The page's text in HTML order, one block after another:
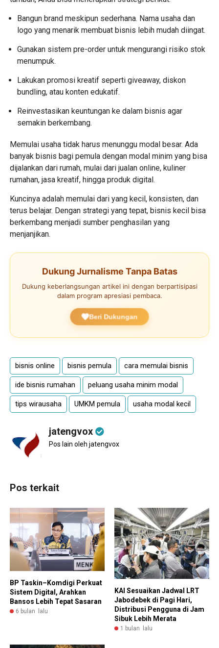
Bangun brand meskipun sederhana. Nama usaha dan
logo yang menarik membuat bisnis lebih mudah diingat.
Gunakan sistem pre-order untuk mengurangi risiko stok
menumpuk.
Lakukan promosi kreatif seperti giveaway, diskon
bundling, atau konten edukatif.
Reinvestasikan keuntungan ke dalam bisnis agar
semakin berkembang.
Memulai usaha tidak harus menunggu modal besar. Ada
banyak bisnis bagi pemula dengan modal minim yang bisa
dijalankan dari rumah, mulai dari jualan online, kuliner
rumahan, jasa kreatif, hingga produk digital.
Kuncinya adalah memulai dari yang kecil, konsisten, dan
terus belajar. Dengan strategi yang tepat, bisnis kecil bisa
berkembang menjadi sumber penghasilan yang
menjanjikan.
Dukung Jurnalisme Tanpa Batas
Dukung keberlangsungan artikel ini dengan berpartisipasi
dalam program apresiasi pembaca.
Beri Dukungan
bisnis online bisnis pemula cara memulai bisnis
ide bisnis rumahan peluang usaha minim modal
tips wirausaha UMKM pemula usaha modal kecil
jatengvox
Pos lain oleh jatengvox
Pos terkait
BP Taskin–Komdigi Perkuat
Sistem Digital, Arahkan
Bansos Lebih Tepat Sasaran
6 bulan lalu
KAI Sesuaikan Jadwal LRT
Jabodebek di Pagi Hari,
Distribusi Pengguna di Jam
Sibuk Lebih Merata
1 bulan lalu